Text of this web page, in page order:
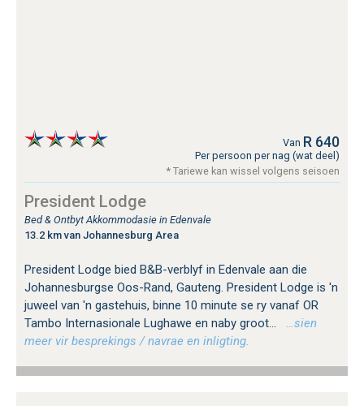
Van R 640
Per persoon per nag (wat deel)
* Tariewe kan wissel volgens seisoen
President Lodge
Bed & Ontbyt Akkommodasie in Edenvale
13.2 km van Johannesburg Area
President Lodge bied B&B-verblyf in Edenvale aan die
Johannesburgse Oos-Rand, Gauteng. President Lodge is 'n
juweel van 'n gastehuis, binne 10 minute se ry vanaf OR
Tambo Internasionale Lughawe en naby groot...
…sien
meer vir besprekings / navrae en inligting.